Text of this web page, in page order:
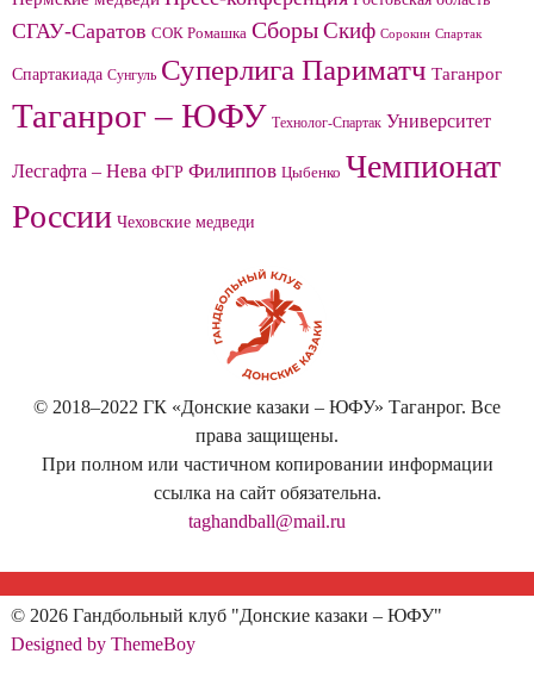
СГАУ-Саратов СОК Ромашка СборыСкиф Сорокин Спартак
Спартакиада Сунгуль Суперлига Париматч Таганрог
Таганрог – ЮФУ Технолог-Спартак Университет
Лесгафта – Нева ФГР Филиппов Цыбенко Чемпионат
России Чеховские медведи
© 2018–2022 ГК «Донские казаки – ЮФУ» Таганрог. Все
права защищены.
При полном или частичном копировании информации
ссылка на сайт обязательна.
taghandball@mail.ru
© 2026 Гандбольный клуб "Донские казаки – ЮФУ"
Designed by ThemeBoy